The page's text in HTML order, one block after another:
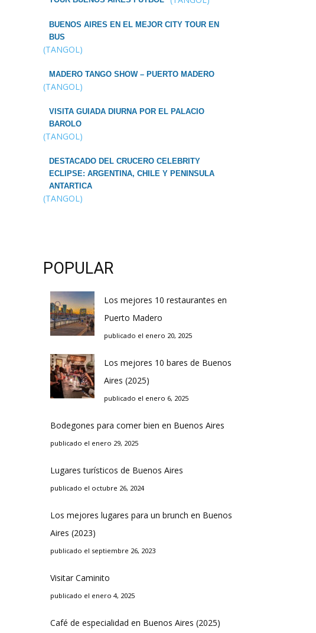
BUENOS AIRES EN EL MEJOR CITY TOUR EN
BUS
(TANGOL)
MADERO TANGO SHOW – PUERTO MADERO
(TANGOL)
VISITA GUIADA DIURNA POR EL PALACIO
BAROLO
(TANGOL)
DESTACADO DEL CRUCERO CELEBRITY
ECLIPSE: ARGENTINA, CHILE Y PENINSULA
ANTARTICA
(TANGOL)
POPULAR
Los mejores 10 restaurantes en
Puerto Madero
publicado el enero 20, 2025
Los mejores 10 bares de Buenos
Aires (2025)
publicado el enero 6, 2025
Bodegones para comer bien en Buenos Aires
publicado el enero 29, 2025
Lugares turísticos de Buenos Aires
publicado el octubre 26, 2024
Los mejores lugares para un brunch en Buenos
Aires (2023)
publicado el septiembre 26, 2023
Visitar Caminito
publicado el enero 4, 2025
Café de especialidad en Buenos Aires (2025)